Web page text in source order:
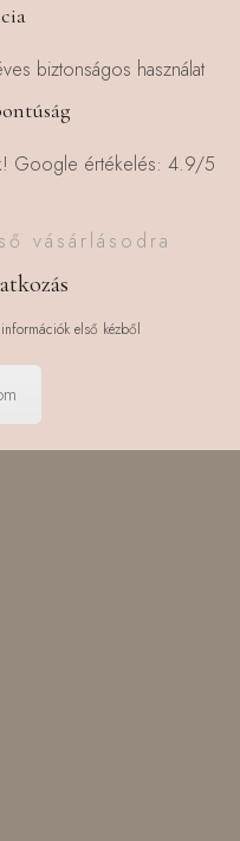
biztonságos használat
Google értékelés: 4.9/5
vásárlásodra
első kézből